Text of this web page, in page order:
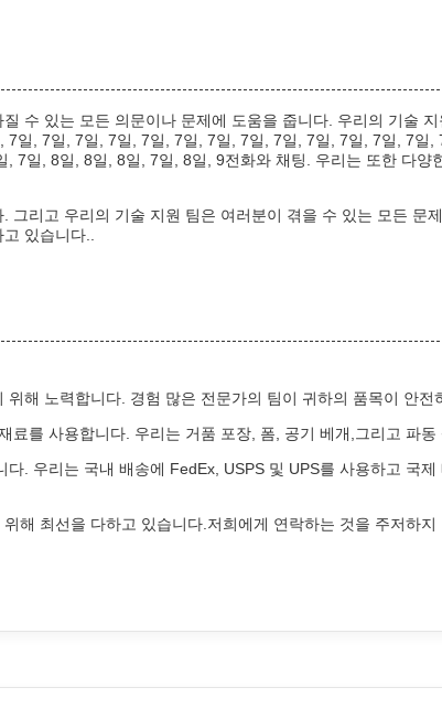
수 있는 모든 의문이나 문제에 도움을 줍니다. 우리의 기술
일, 7일, 7일, 7일, 7일, 7일, 7일, 7일, 7일, 7일, 7일, 7일, 7
일, 8일, 8일, 8일, 7일, 8일, 9전화와 채팅. 우리는 또한 다
리고 우리의 기술 지원 팀은 여러분이 겪을 수 있는 모든
있습니다..
해 노력합니다. 경험 많은 전문가의 팀이 귀하의 품목이 안
를 사용합니다. 우리는 거품 포장, 폼, 공기 베개,그리고 파
. 우리는 국내 배송에 FedEx, USPS 및 UPS를 사용하고 국
해 최선을 다하고 있습니다.저희에게 연락하는 것을 주저하지